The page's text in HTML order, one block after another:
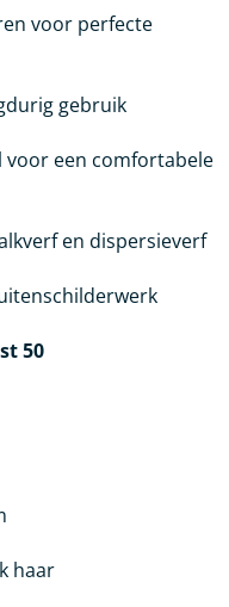
voor perfecte
gebruik
voor een comfortabele
en dispersieverf
50
haar